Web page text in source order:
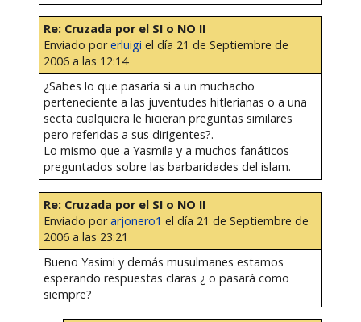
Re: Cruzada por el SI o NO II
Enviado porerluigi el día 21 de Septiembre de
2006 a las 12:14
¿Sabes lo que pasaría si a un muchacho
perteneciente a las juventudes hitlerianas o a una
secta cualquiera le hicieran preguntas similares
pero referidas a sus dirigentes?.
Lo mismo que a Yasmila y a muchos fanáticos
preguntados sobre las barbaridades del islam.
Re: Cruzada por el SI o NO II
Enviado porarjonero1 el día 21 de Septiembre de
2006 a las 23:21
Bueno Yasimi y demás musulmanes estamos
esperando respuestas claras ¿ o pasará como
siempre?